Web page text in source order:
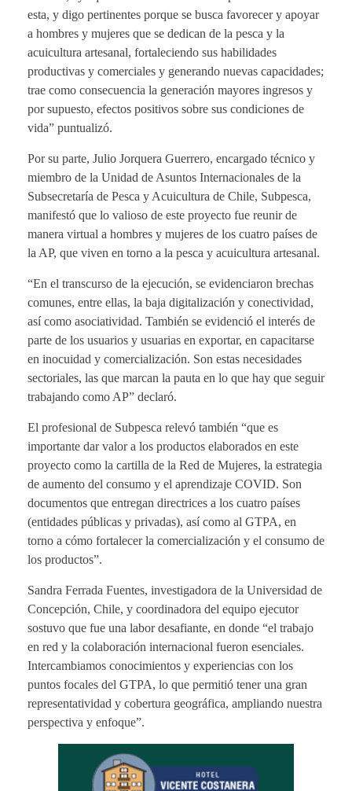
esta, y digo pertinentes porque se busca favorecer y apoyar
a hombres y mujeres que se dedican de la pesca y la
acuicultura artesanal, fortaleciendo sus habilidades
productivas y comerciales y generando nuevas capacidades;
trae como consecuencia la generación mayores ingresos y
por supuesto, efectos positivos sobre sus condiciones de
vida” puntualizó.
Por su parte, Julio Jorquera Guerrero, encargado técnico y
miembro de la Unidad de Asuntos Internacionales de la
Subsecretaría de Pesca y Acuicultura de Chile, Subpesca,
manifestó que lo valioso de este proyecto fue reunir de
manera virtual a hombres y mujeres de los cuatro países de
la AP, que viven en torno a la pesca y acuicultura artesanal.
“En el transcurso de la ejecución, se evidenciaron brechas
comunes, entre ellas, la baja digitalización y conectividad,
así como asociatividad. También se evidenció el interés de
parte de los usuarios y usuarias en exportar, en capacitarse
en inocuidad y comercialización. Son estas necesidades
sectoriales, las que marcan la pauta en lo que hay que seguir
trabajando como AP” declaró.
El profesional de Subpesca relevó también “que es
importante dar valor a los productos elaborados en este
proyecto como la cartilla de la Red de Mujeres, la estrategia
de aumento del consumo y el aprendizaje COVID. Son
documentos que entregan directrices a los cuatro países
(entidades públicas y privadas), así como al GTPA, en
torno a cómo fortalecer la comercialización y el consumo de
los productos”.
Sandra Ferrada Fuentes, investigadora de la Universidad de
Concepción, Chile, y coordinadora del equipo ejecutor
sostuvo que fue una labor desafiante, en donde “el trabajo
en red y la colaboración internacional fueron esenciales.
Intercambiamos conocimientos y experiencias con los
puntos focales del GTPA, lo que permitió tener una gran
representatividad y cobertura geográfica, ampliando nuestra
perspectiva y enfoque”.